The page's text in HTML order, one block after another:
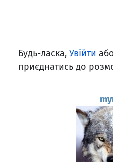
Будь-ласка, Увійти
приєднатись до